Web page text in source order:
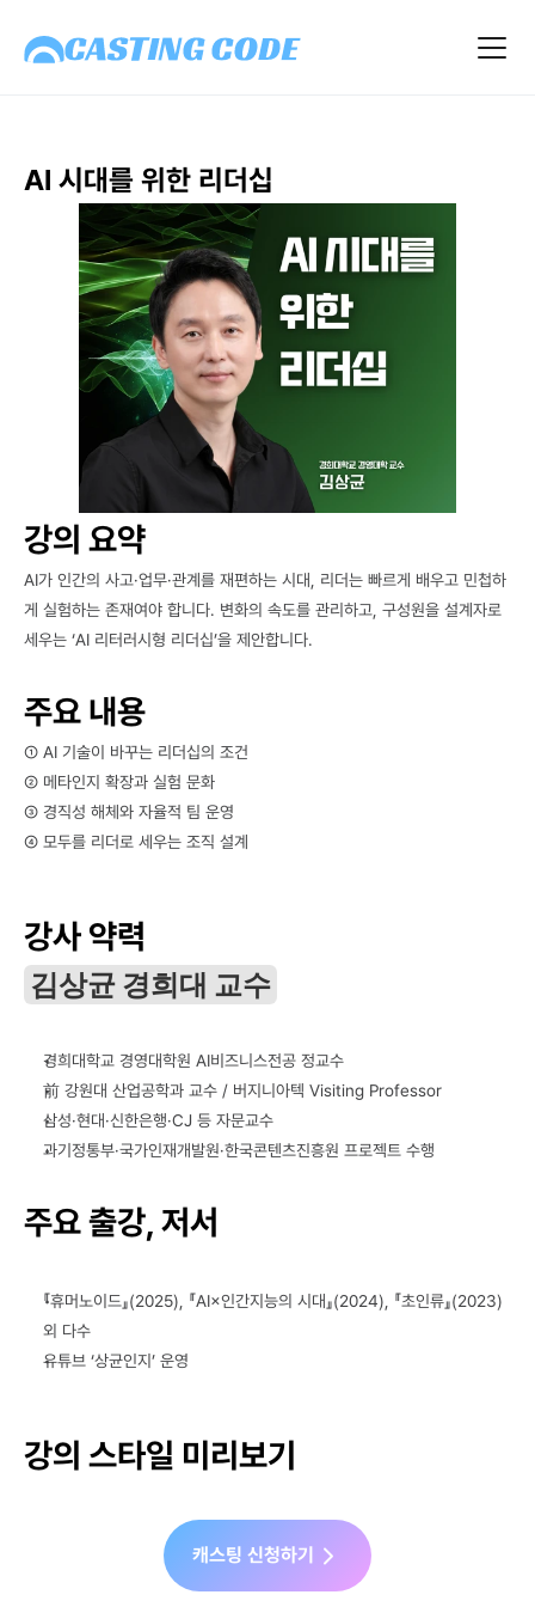
AI 시대를 위한 리더십
강의 요약
AI가 인간의 사고·업무·관계를 재편하는 시대, 리더는 빠르게 배우고 민첩하
게 실험하는 존재여야 합니다. 변화의 속도를 관리하고, 구성원을 설계자로
세우는 ‘AI 리터러시형 리더십’을 제안합니다.
주요 내용
① AI 기술이 바꾸는 리더십의 조건
② 메타인지 확장과 실험 문화
③ 경직성 해체와 자율적 팀 운영
④ 모두를 리더로 세우는 조직 설계
강사 약력
김상균 경희대 교수
경희대학교 경영대학원 AI비즈니스전공 정교수
前 강원대 산업공학과 교수 / 버지니아텍 Visiting Professor
삼성·현대·신한은행·CJ 등 자문교수
과기정통부·국가인재개발원·한국콘텐츠진흥원 프로젝트 수행
주요 출강, 저서
『휴머노이드』(2025), 『AI×인간지능의 시대』(2024), 『초인류』(2023)
외 다수
유튜브 ‘상균인지’ 운영
강의 스타일 미리보기
캐스팅 신청하기